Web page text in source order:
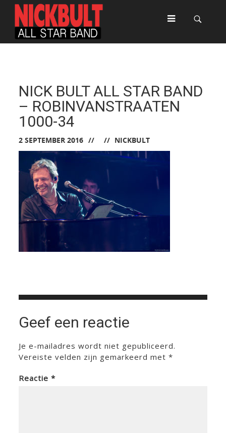
NICK BULT ALL STAR BAND
– ROBINVANSTRAATEN
1000-34
2 SEPTEMBER 2016 NICKBULT
Geef een reactie
Je e-mailadres wordt niet gepubliceerd.
Vereiste velden zijn gemarkeerd met*
Reactie*